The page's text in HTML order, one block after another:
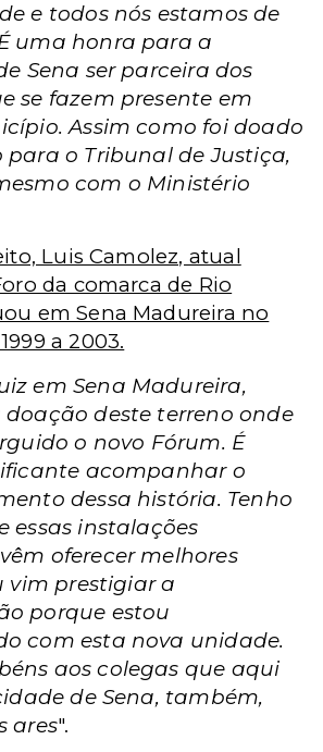
e todos nós estamos de
uma honra para a
Sena ser parceira dos
se fazem presente em
Assim como foi doado
para o Tribunal de Justiça,
com o Ministério
Luis Camolez, atual
da comarca de Rio
em Sena Madureira no
a 2003.
em Sena Madureira,
doação deste terreno onde
o novo Fórum. É
acompanhar o
dessa história. Tenho
essas instalações
oferecer melhores
vim prestigiar a
porque estou
com esta nova unidade.
aos colegas que aqui
de Sena, também,
ares".